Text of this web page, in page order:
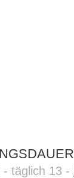
- täglich 13 -